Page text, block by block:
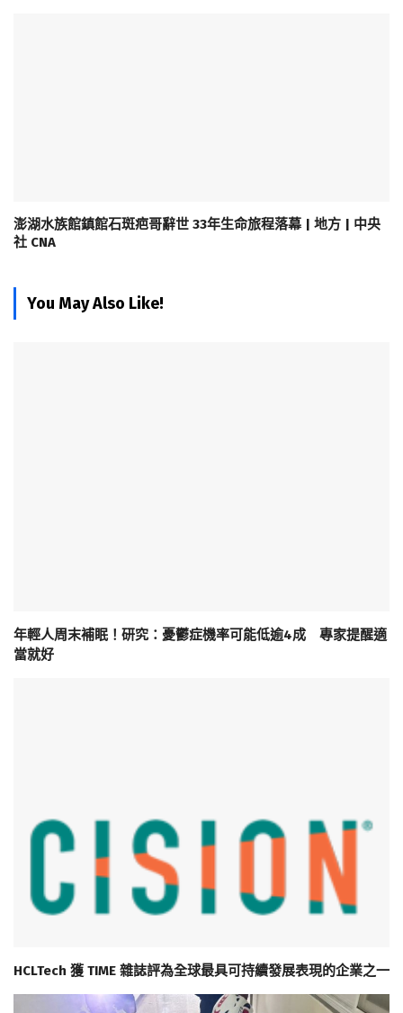
澎湖水族館鎮館石斑疤哥辭世 33年生命旅程落幕 | 地方 | 中央
社 CNA
You May Also Like!
年輕人周末補眠！研究：憂鬱症機率可能低逾4成 專家提醒適
當就好
HCLTech 獲 TIME 雜誌評為全球最具可持續發展表現的企業之一